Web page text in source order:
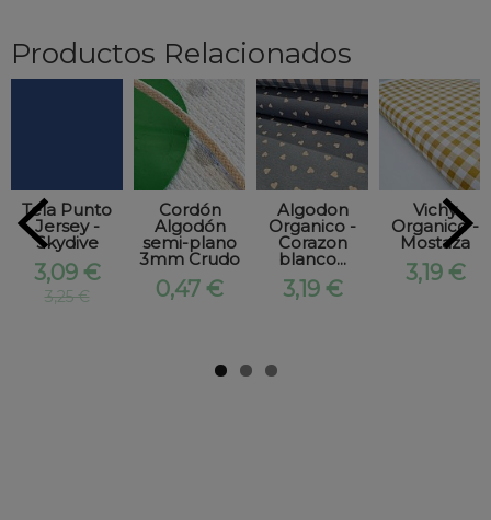
Productos Relacionados
Tela Punto
Jersey -
Skydive
3,09 €
3,25 €
Cordón
Algodón
semi-plano
3mm Crudo
0,47 €
Algodon
Organico -
Corazon
blanco...
3,19 €
Vichy
Organico -
Mostaza
3,19 €